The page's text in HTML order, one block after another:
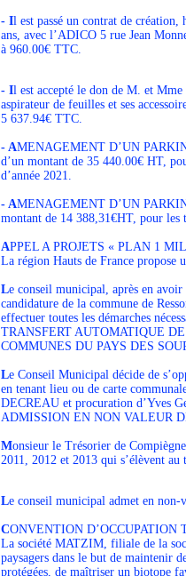
- Il est passé un contrat de création,
ans, avec l’ADICO 5 rue Jean
à 960.00€ TTC.
- Il est accepté le don de M. et
aspirateur de feuilles et ses
5 637.94€ TTC.
- AMENAGEMENT D’UN
d’un montant de 35 440.00€ HT,
d’année 2021.
- AMENAGEMENT D’UN
montant de 14 388,31€HT, pour les
APPEL A PROJETS « PLAN 1
La région Hauts de France propose
Le conseil municipal, après en avoir
candidature de la commune de
effectuer toutes les démarches
TRANSFERT AUTOMATIQUE
COMMUNES DU PAYS DES
Le Conseil Municipal décide de
en tenant lieu ou de carte
DECREAU et procuration d’Yves
ADMISSION EN NON VALEUR
Monsieur le Trésorier de
2011, 2012 et 2013 qui s’élèvent
Le conseil municipal admet en non-
CONVENTION
La société MATZIM, filiale de la
paysagers dans le but de maintenir
protégées, de maîtriser un biotope